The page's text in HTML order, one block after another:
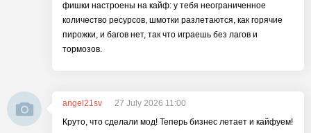
фишки настроены на кайф: у тебя неограниченное
количество ресурсов, шмотки разлетаются, как горячие
пирожки, и багов нет, так что играешь без лагов и
тормозов.
angel21sv
27 July 2026 11:00
Круто, что сделали мод! Теперь бизнес летает и кайфуем!